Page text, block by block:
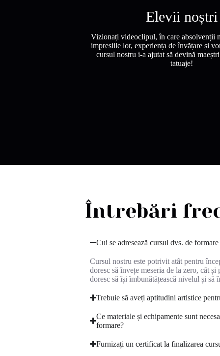
Elevii noștri
Vizionați videoclipul, în care absolvenții
impresiile lor, experiența de învățare și
cursul nostru i-a ajutat să devină
tatuaje!
Întrebări
Cui se adresează cursul dvs. de
Cursul nostru este potrivit atât pentru
doresc să învețe meseria de la zero, cât și
doresc să își îmbunătățească nivelul și să
Trebuie să aveți aptitudini artistice
Ce materiale și echipamente sunt
formare?
Furnizați un certificat la finalizarea